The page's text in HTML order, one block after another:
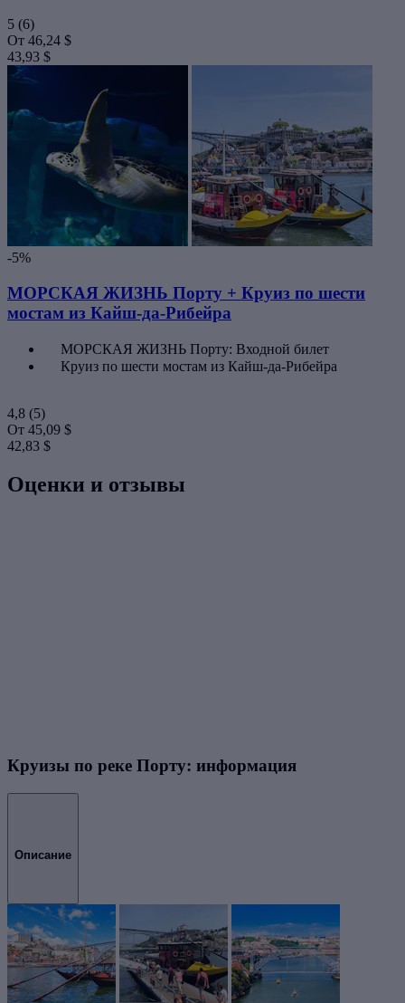
5 (6)
От 46,24 $
43,93 $
-5%
МОРСКАЯ ЖИЗНЬ Порту + Круиз по шести
мостам из Кайш-да-Рибейра
МОРСКАЯ ЖИЗНЬ Порту: Входной билет
Круиз по шести мостам из Кайш-да-Рибейра
4,8 (5)
От 45,09 $
42,83 $
Оценки и отзывы
Круизы по реке Порту: информация
Описание